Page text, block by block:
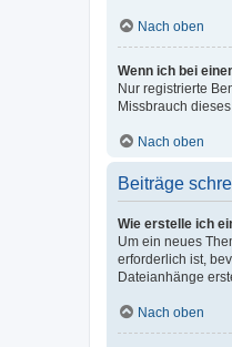
Nach oben
Wenn ich bei
Nur registrierte
Missbrauch
Nach oben
Beiträge
Wie erstelle ich
Um ein neues
erforderlich ist,
Dateianhänge
Nach oben